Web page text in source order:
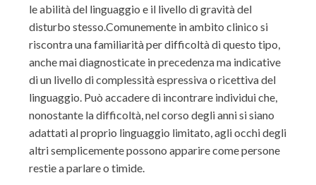
le abilità del linguaggio e il livello di gravità del
disturbo stesso.Comunemente in ambito clinico si
riscontra una familiarità per difficoltà di questo tipo,
anche mai diagnosticate in precedenza ma indicative
di un livello di complessità espressiva o ricettiva del
linguaggio. Può accadere di incontrare individui che,
nonostante la difficoltà, nel corso degli anni si siano
adattati al proprio linguaggio limitato, agli occhi degli
altri semplicemente possono apparire come persone
restie a parlare o timide.